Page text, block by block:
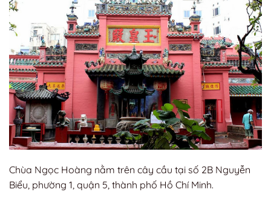
Chùa Ngọc Hoàng nằm trên cây cầu tại số 2B Nguyễn
Biểu, phường 1, quận 5, thành phố Hồ Chí Minh.